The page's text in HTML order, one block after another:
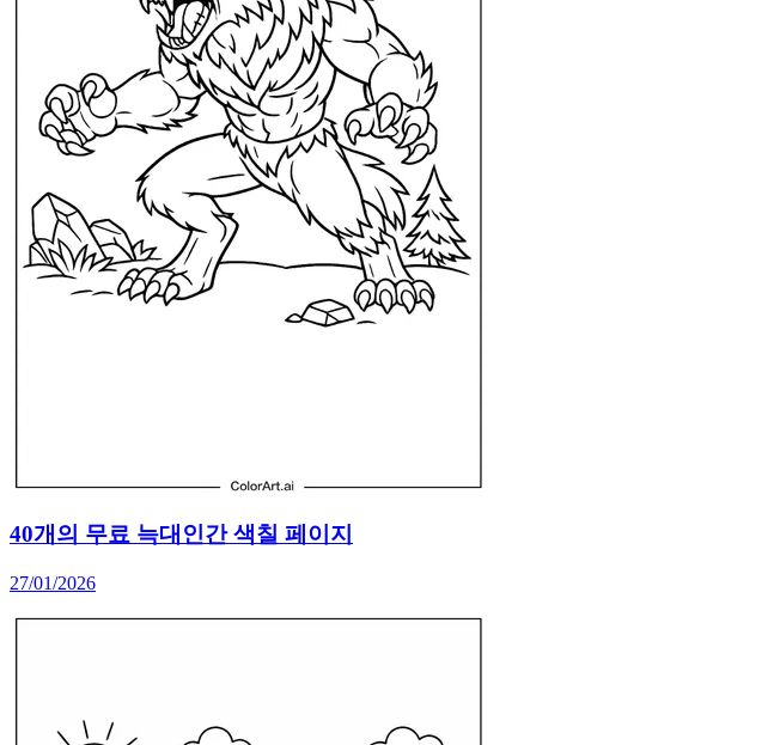
40개의 무료 늑대인간 색칠 페이지
27/01/2026